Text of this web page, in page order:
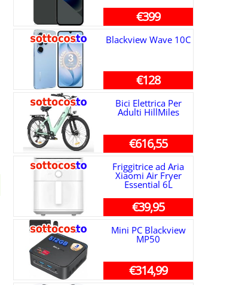
€399
Blackview Wave 10C
€128
Bici Elettrica Per
Adulti HillMiles
€616,55
Friggitrice ad Aria
Xiaomi Air Fryer
Essential 6L
€39,95
Mini PC Blackview
MP50
€314,99